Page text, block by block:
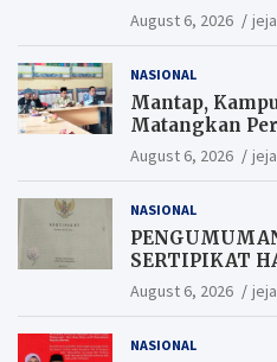
August 6, 2026
NASIONAL
Mantap,
Matangkan
Warga yang
August 6, 2026
NASIONAL
SERTIPIKAT
August 6, 2026
NASIONAL